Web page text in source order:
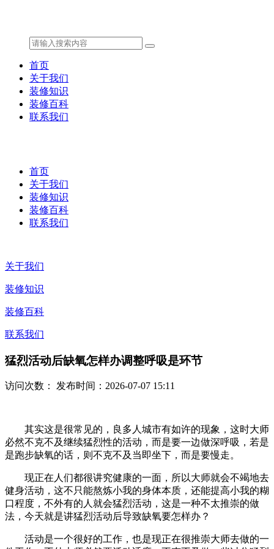
首页
关于我们
装修知识
装修百科
联系我们
首页
关于我们
装修知识
装修百科
联系我们
关于我们
装修知识
装修百科
联系我们
猛烈活动后缺氧怎样办调整呼吸是环节
访问次数： 发布时间：2026-07-07 15:11
其实这是很常见的，良多人城市有如许的现象，这时大师
必然不克不及继续猛烈性的活动，而是要一边做深呼吸，若是
是跑步缺氧的话，则不克不及当即坐下，而是要慢走。
现正在人们都很讲究健康的一面，所以大师就会不竭地去
健身活动，这不只能熬炼小我的身体本质，还能提高小我的糊
口程度，不外有的人就会猛烈活动，这是一种不太推崇的做
法，今天就是讲猛烈活动后导致缺氧要怎样办？
活动是一个很好的工作，也是现正在很推崇大师去做的一